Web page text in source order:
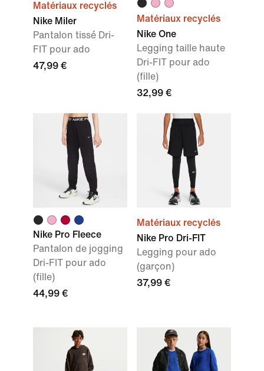
Matériaux recyclés
Nike Miler
Pantalon tissé Dri-
FIT pour ado
47,99 €
Matériaux recyclés
Nike One
Legging taille haute
Dri-FIT pour ado
(fille)
32,99 €
Nike Pro Fleece
Pantalon de jogging
Dri-FIT pour ado
(fille)
44,99 €
Matériaux recyclés
Nike Pro Dri-FIT
Legging pour ado
(garçon)
37,99 €